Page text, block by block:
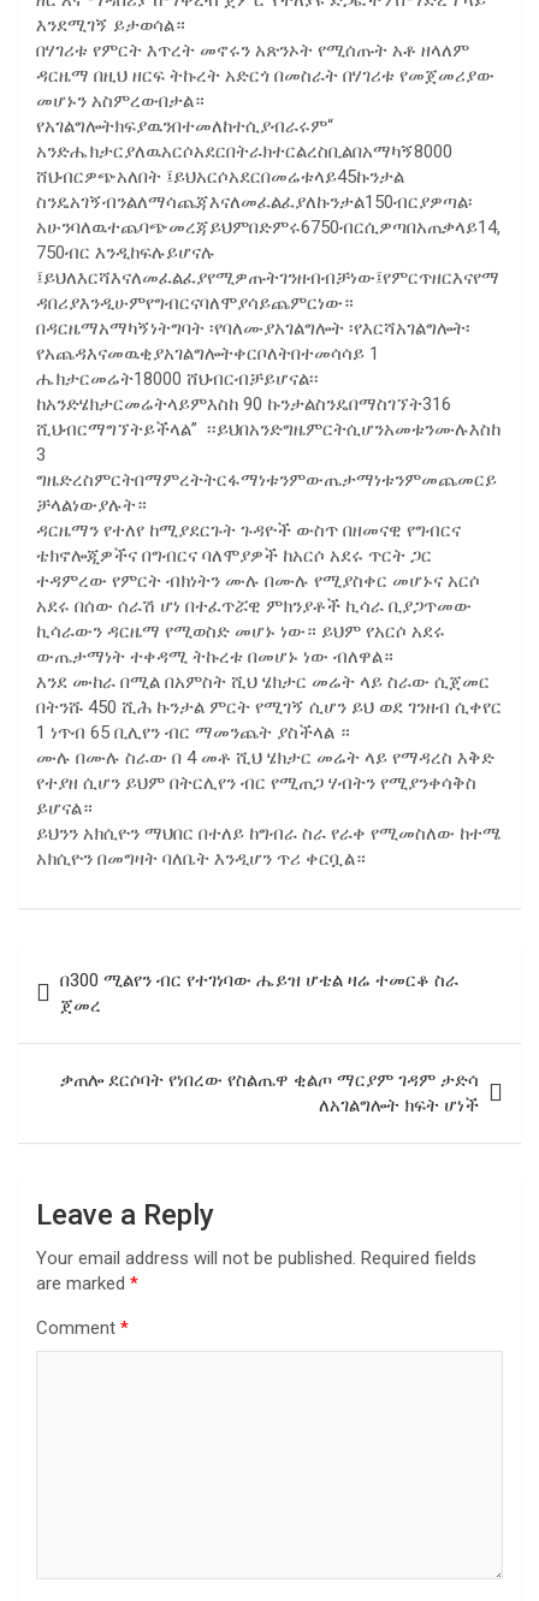
እንደሚገኝ ይታወሳል።
በሃገሪቱ የምርት እጥረት መኖሩን አጽንኦት የሚሰጡት አቶ ዘላለም
ዳርዜማ በዚህ ዘርፍ ትኩረት አድርጎ በመስራት በሃገሪቱ የመጀመሪያው
መሆኑን አስምረውበታል።
የአገልግሎትክፍያዉንበተመለከተሲያብራሩም“
አንድሔክታርያለዉአርሶአደርበትራክተርልረስቢልበአማካኝ8000
ሸህብርዎጭአለበት ፤ይህአርሶአደርበመሬቱላይ45ኩንታል
ስንዴአገኝብንልለማሳጨጃእናለመፈልፈያለኩንታል150ብርያዎጣል፡
አሁንባለዉተጨባጭመረጃይህምበድምሩ6750ብርሲዎጣበአጠቃላይ14,
750ብር እንዲከፍሉይሆናሉ
፤ይህለእርሻእናለመፈልፈያየሚዎጡትገንዘብብቻነው፤የምርጥዘርእናየማ
ዳበሪያእንዲሁምየግብርናባለሞያሳይጨምርነው።
በዳርዜማአማካኝነትግባት ፡የባለሙያአገልግሎት ፡የእርሻአገልግሎት፡
የአጨዳእናመዉቂያአገልግሎትቀርቦለትበተመሳሳይ 1
ሔክታርመሬት18000 ሸህብርብቻይሆናል፡፡
ከአንድሄክታርመሬትላይምእስከ 90 ኩንታልስንዴበማስገኘት316
ሺህብርማግኘትይችላል” ፡፡ይህበአንድግዜምርትሲሆንአመቱንሙሉእስከ
3
ግዜድረስምርትበማምረትትርፋማነቱንምውጤታማነቱንምመጨመርይ
ቻላልነውያሉት።
ዳርዜማን የተለየ ከሚያደርጉት ጉዳዮች ውስጥ በዘመናዊ የግብርና
ቴክኖሎጂዎችና በግብርና ባለሞያዎች ከአርሶ አደሩ ጥርት ጋር
ተዳምረው የምርት ብክነትን ሙሉ በሙሉ የሚያስቀር መሆኑና አርሶ
አደሩ በሰው ሰራሽ ሆነ በተፈጥሯዊ ምክንያቶች ኪሳራ ቢያጋጥመው
ኪሳራውን ዳርዜማ የሚወስድ መሆኑ ነው። ይህም የአርሶ አደሩ
ውጤታማነት ተቀዳሚ ትኩረቱ በመሆኑ ነው ብለዋል።
እንደ ሙከራ በሚል በአምስት ሺህ ሄክታር መሬት ላይ ስራው ሲጀመር
በትንሹ 450 ሺሕ ኩንታል ምርት የሚገኝ ሲሆን ይህ ወደ ገንዘብ ሲቀየር
1 ነጥብ 65 ቢሊየን ብር ማመንጨት ያስችላል ።
ሙሉ በሙሉ ስራው በ 4 መቶ ሺህ ሄክታር መሬት ላይ የማዳረስ እቅድ
የተያዘ ሲሆን ይህም በትርሊየን ብር የሚጠጋ ሃብትን የሚያንቀሳቅስ
ይሆናል።
ይህንን አክሲዮን ማህበር በተለይ ከግብራ ስራ የራቀ የሚመስለው ከተሜ
አክሲዮን በመግዛት ባለቤት እንዲሆን ጥሪ ቀርቧል።
navigation
በ300 ሚልየን ብር የተገነባው ሔይዝ ሆቴል ዛሬ ተመርቆ ስራ
ጀመረ
ቃጠሎ ደርሶባት የነበረው የስልጤዋ ቂልጦ ማርያም ገዳም ታድሳ
ለአገልግሎት ክፍት ሆነች
Leave a Reply
Your email address will not be published. Required fields
are marked *
Comment *